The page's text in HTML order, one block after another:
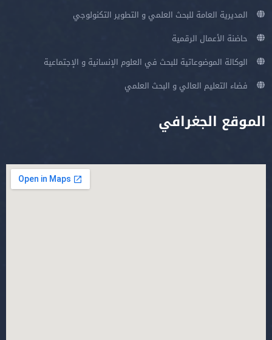
المديرية العامة للبحث العلمي و التطوير التكنولوجي
حاضنة الأعمال الرقمية
الوكالة الموضوعاتية للبحث في العلوم الإنسانية و الإجتماعية
فضاء التعليم العالي و البحث العلمي
الموقع الجغرافي